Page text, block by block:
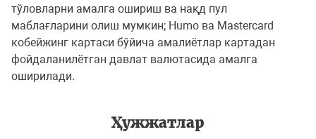
тўловларни амалга ошириш ва нақд пул
маблағларини олиш мумкин; Humo ва Mastercard
кобейжинг картаси бўйича амалиётлар картадан
фойдаланилётган давлат валютасида амалга
оширилади.
Ҳужжатлар